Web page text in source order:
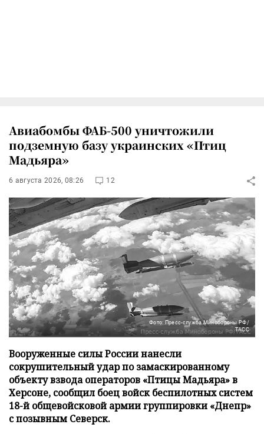
Авиабомбы ФАБ-500 уничтожили
подземную базу украинских «Птиц
Мадьяра»
6 августа 2026, 08:26 12
Фото: Пресс-служба Минобороны РФ/
ТАСС
Вооруженные силы России нанесли
сокрушительный удар по замаскированному
объекту взвода операторов «Птицы Мадьяра» в
Херсоне, сообщил боец войск беспилотных систем
18-й общевойсковой армии группировки «Днепр»
с позывным Северск.